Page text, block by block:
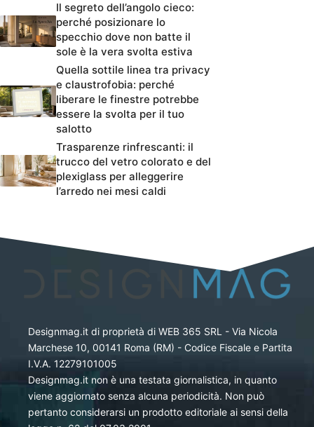
Il segreto dell’angolo cieco:
perché posizionare lo
specchio dove non batte il
sole è la vera svolta estiva
Quella sottile linea tra privacy
e claustrofobia: perché
liberare le finestre potrebbe
essere la svolta per il tuo
salotto
Trasparenze rinfrescanti: il
trucco del vetro colorato e del
plexiglass per alleggerire
l’arredo nei mesi caldi
Designmag.it di proprietà di WEB 365 SRL - Via Nicola
Marchese 10, 00141 Roma (RM) - Codice Fiscale e Partita
I.V.A. 12279101005
Designmag.it non è una testata giornalistica, in quanto
viene aggiornato senza alcuna periodicità. Non può
pertanto considerarsi un prodotto editoriale ai sensi della